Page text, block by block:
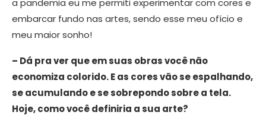
a pandemia eu me permiti experimentar com cores e
embarcar fundo nas artes, sendo esse meu ofício e
meu maior sonho!
– Dá pra ver que em suas obras você não
economiza colorido. E as cores vão se espalhando,
se acumulando e se sobrepondo sobre a tela.
Hoje, como você definiria a sua arte?